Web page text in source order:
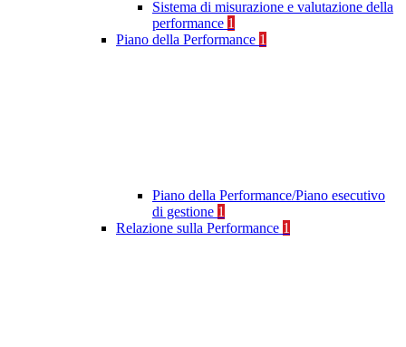
Sistema di misurazione e valutazione della
performance 1
Piano della Performance 1
Piano della Performance/Piano esecutivo
di gestione 1
Relazione sulla Performance 1